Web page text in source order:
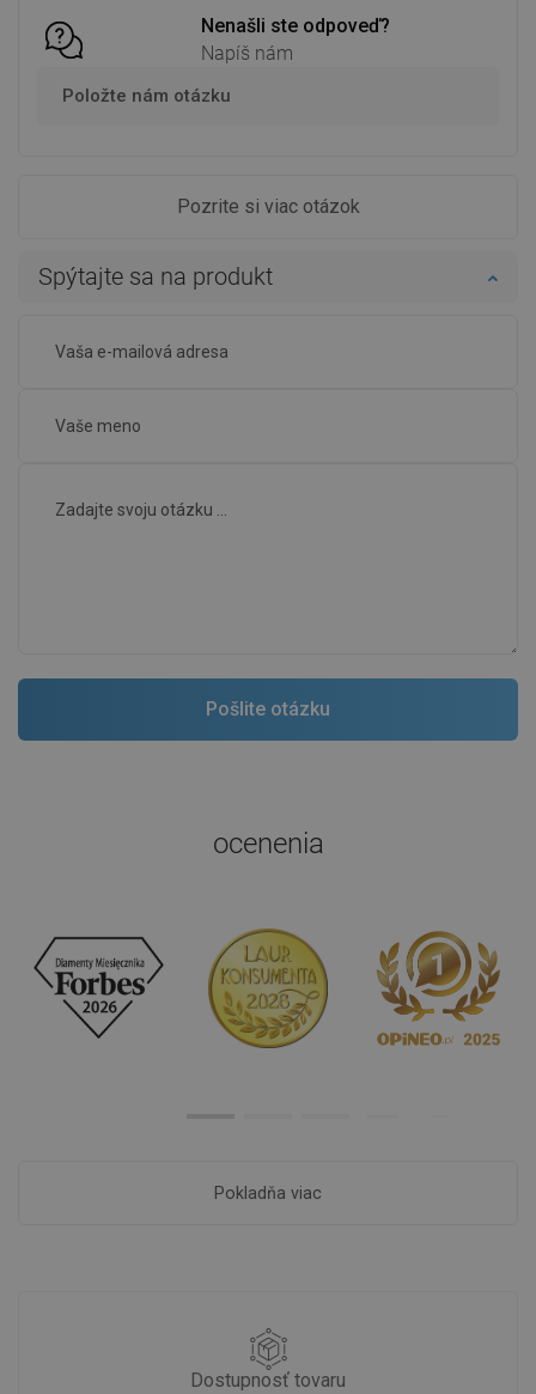
Nenašli ste odpoveď?
Napíš nám
Položte nám otázku
Pozrite si viac otázok
Spýtajte sa na produkt
ocenenia
Pokladňa viac
Dostupnosť tovaru